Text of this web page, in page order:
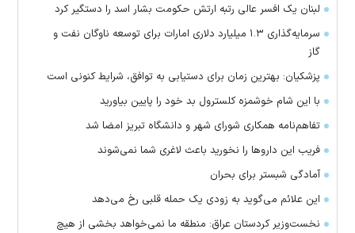
لبنان یک افسر عالی رتبه ارتش حکومت بشار اسد را دستگیر کرد
سرمایه‌گذاری ۱.۳ میلیارد دلاری امارات برای توسعه ناوگان نفت و
گاز
پزشکیان: بهترین زمان برای دستیابی به توافق، شرایط کنونی است
با این شام خوشمزه کلسترول بد خود را پایین بیاورید
تفاهم‌نامه همکاری شورای شهر و دانشگاه تبریز امضا شد
فریب این دارو‌ها را نخورید باعث لاغری شما نمی‌شوند
آمادگی شبستر برای بحران
این علائم می‌گوید به زودی یک حمله قلبی رخ می‌دهد
نخست‌وزیر کردستان عراق: منطقه ما نمی‌خواهد بخشی از هیچ